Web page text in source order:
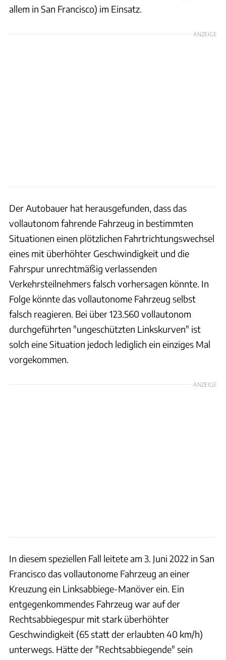
allem in San Francisco) im Einsatz.
ANZEIGE
Der Autobauer hat herausgefunden, dass das
vollautonom fahrende Fahrzeug in bestimmten
Situationen einen plötzlichen Fahrtrichtungswechsel
eines mit überhöhter Geschwindigkeit und die
Fahrspur unrechtmäßig verlassenden
Verkehrsteilnehmers falsch vorhersagen könnte. In
Folge könnte das vollautonome Fahrzeug selbst
falsch reagieren. Bei über 123.560 vollautonom
durchgeführten "ungeschützten Linkskurven" ist
solch eine Situation jedoch lediglich ein einziges Mal
vorgekommen.
ANZEIGE
In diesem speziellen Fall leitete am 3. Juni 2022 in San
Francisco das vollautonome Fahrzeug an einer
Kreuzung ein Linksabbiege-Manöver ein. Ein
entgegenkommendes Fahrzeug war auf der
Rechtsabbiegespur mit stark überhöhter
Geschwindigkeit (65 statt der erlaubten 40 km/h)
unterwegs. Hätte der "Rechtsabbiegende" sein